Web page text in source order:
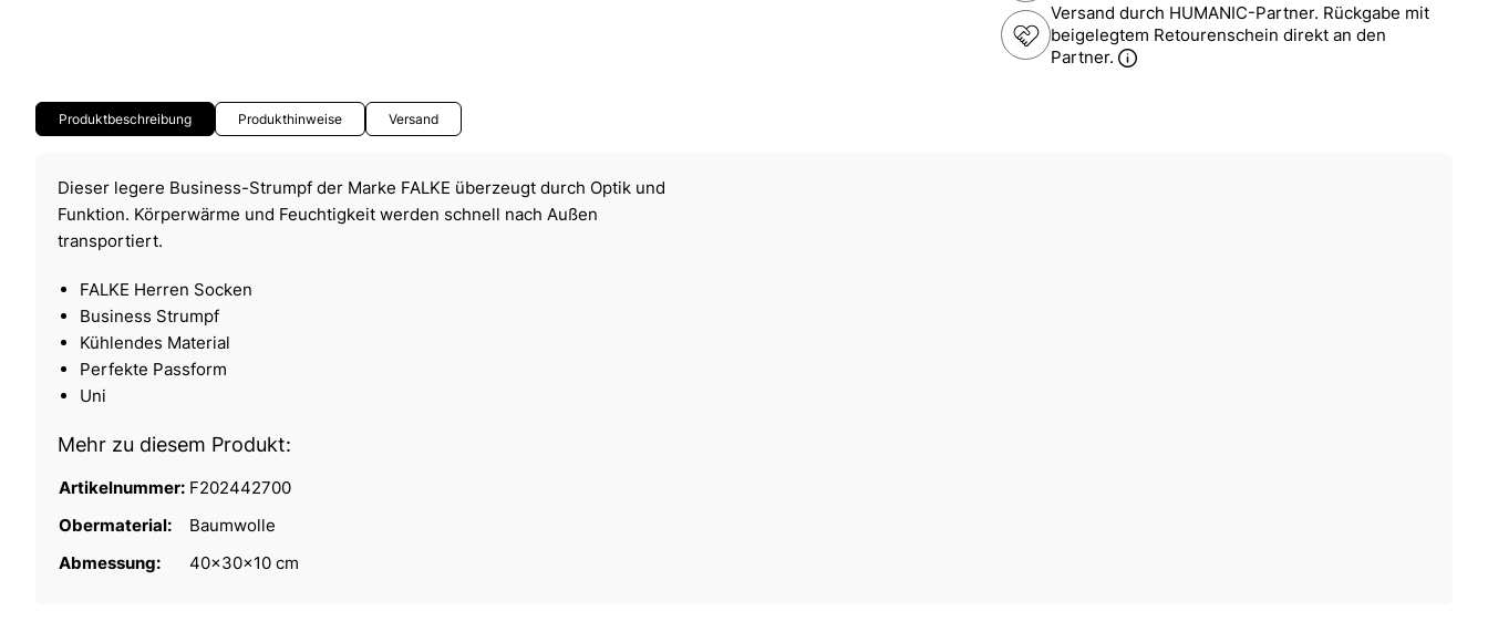
Versand durch HUMANIC-Partner. Rückgabe mit
beigelegtem Retourenschein direkt an den
Partner.
Produktbeschreibung Produkthinweise Versand
Dieser legere Business-Strumpf der Marke FALKE überzeugt durch Optik und
Funktion. Körperwärme und Feuchtigkeit werden schnell nach Außen
transportiert.
FALKE Herren Socken
Business Strumpf
Kühlendes Material
Perfekte Passform
Uni
Mehr zu diesem Produkt:
Artikelnummer: F202442700
Obermaterial:
Baumwolle
Abmessung:
40x30x10 cm